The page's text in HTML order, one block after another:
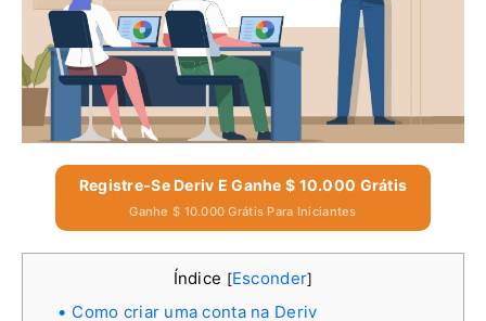
Registre-Se Deriv E Ganhe $ 10.000 Grátis
Ganhe $ 10.000 Grátis Para Iniciantes
Índice [Esconder]
Como criar uma conta na Deriv